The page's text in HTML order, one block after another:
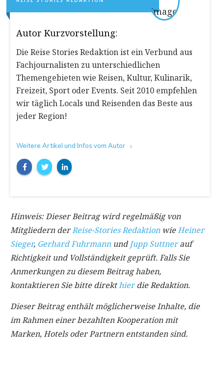
Autor Kurzvorstellung:
Die Reise Stories Redaktion ist ein Verbund aus
Fachjournalisten zu unterschiedlichen
Themengebieten wie Reisen, Kultur, Kulinarik,
Freizeit, Sport oder Events. Seit 2010 empfehlen
wir täglich Locals und Reisenden das Beste aus
jeder Region!
Weitere Artikel und Infos vom Autor
Hinweis: Dieser Beitrag wird regelmäßig von
Mitgliedern derReise-Stories Redaktion wieHeiner
Sieger, Gerhard Fuhrmann und Jupp Suttnerauf
Richtigkeit und Vollständigkeit geprüft. Falls Sie
Anmerkungen zu diesem Beitrag haben,
kontaktieren Sie bitte direkthierdie Redaktion.
Dieser Beitrag enthält möglicherweise Inhalte, die
im Rahmen einer bezahlten Kooperation mit
Marken, Hotels oder Partnern entstanden sind.